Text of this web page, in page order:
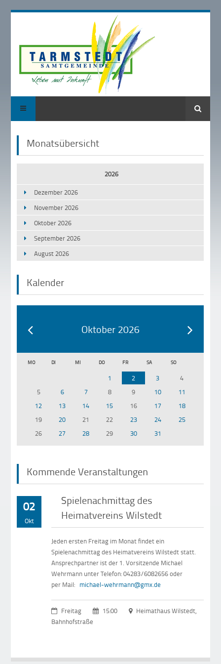
Suche
Monatsübersicht
2026
Dezember 2026
November 2026
Oktober 2026
September 2026
August 2026
Kalender
Oktober 2026
MO DI MI DO FR SA SO
1 2 3
4
5
6 7 8 9 10
11
12
13 14 15 16 17
18
19
20 21 22 23 24
25
26
27 28 29 30 31
Kommende Veranstaltungen
02
Okt
Spielenachmittag des
Heimatvereins Wilstedt
Jeden ersten Freitag im Monat findet ein
Spielenachmittag des Heimatvereins Wilstedt statt.
Ansprechpartner ist der 1. Vorsitzende Michael
Wehrmann unter Telefon: 04283/6082656 oder
per Mail: michael-wehrmann@gmx.de
Freitag 15:00
Heimathaus Wilstedt,
Bahnhofstraße